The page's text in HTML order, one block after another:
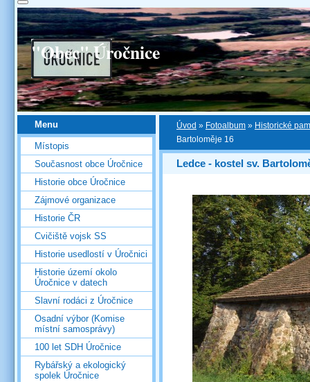
"Obec" Úročnice
Úvod » Fotoalbum » Historické
Bartoloměje 16
Ledce - kostel sv.
Menu
Místopis
Současnost obce Úročnice
Historie obce Úročnice
Zájmové organizace
Historie ČR
Cvičiště vojsk SS
Historie usedlostí v Úročnici
Historie území okolo
Úročnice v datech
Slavní rodáci z Úročnice
Osadní výbor (Komise
místní samosprávy)
100 let SDH Úročnice
Rybářský a ekologický
spolek Úročnice